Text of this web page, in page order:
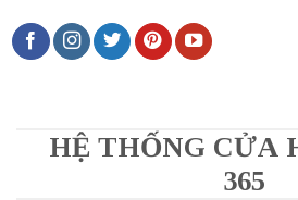
HỆ THỐNG CỬA
365